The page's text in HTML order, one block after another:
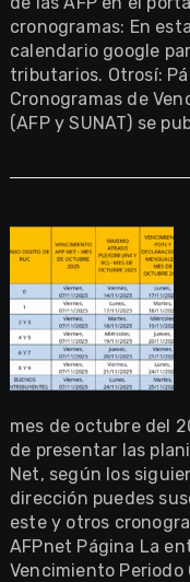
cronogramas: En
calendario google
tributarios. Otrosí:
Cronogramas de
(AFP y SUNAT) se
mes de octubre del
de presentar las
Net, según los
dirección puedes
este y otros
AFPnet Página La
Vencimiento Periodo